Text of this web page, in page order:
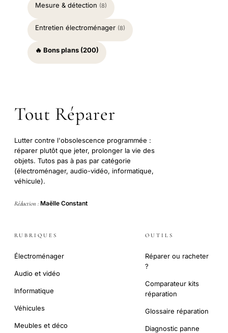
Mesure & détection (8)
Entretien électroménager (8)
🔥 Bons plans (200)
Tout Réparer
Lutter contre l'obsolescence programmée :
réparer plutôt que jeter, prolonger la vie des
objets. Tutos pas à pas par catégorie
(électroménager, audio-vidéo, informatique,
véhicule).
Rédaction : Maëlle Constant
RUBRIQUES
Électroménager
Audio et vidéo
Informatique
Véhicules
Meubles et déco
OUTILS
Réparer ou racheter
?
Comparateur kits
réparation
Glossaire réparation
Diagnostic panne